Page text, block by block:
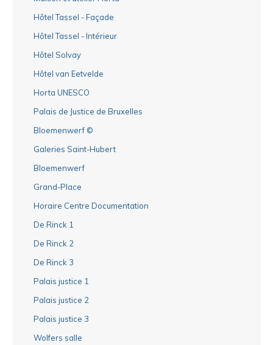
Hôtel Tassel - Façade
Hôtel Tassel - Intérieur
Hôtel Solvay
Hôtel van Eetvelde
Horta UNESCO
Palais de Justice de Bruxelles
Bloemenwerf ©
Galeries Saint-Hubert
Bloemenwerf
Grand-Place
Horaire Centre Documentation
De Rinck 1
De Rinck 2
De Rinck 3
Palais justice 1
Palais justice 2
Palais justice 3
Wolfers salle